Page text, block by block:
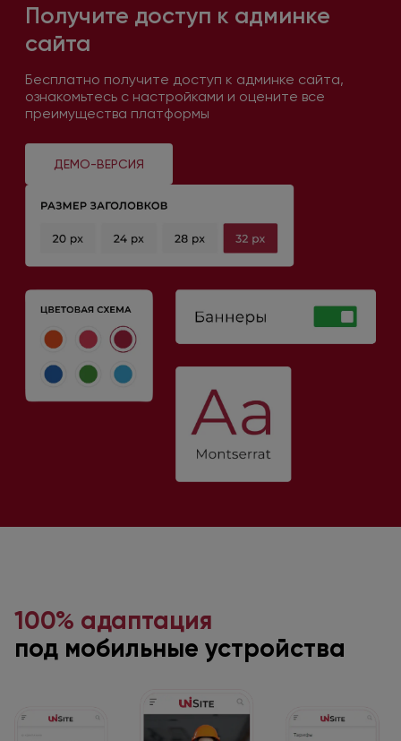
Получите доступ к админке
сайта
Бесплатно получите доступ к админке сайта,
ознакомьтесь с настройками и оцените все
преимущества платформы
ДЕМО-ВЕРСИЯ
100% адаптация
под мобильные устройства